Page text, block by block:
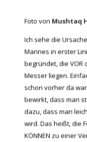
Foto von Mushtaq
Ich sehe die
Mannes in erster
begründet, die VOR
Messer liegen.
schon vorher da
bewirkt, dass man
dazu, dass man
wird. Das heißt, die
KÖNNEN zu einer